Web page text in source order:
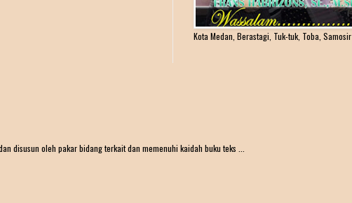
Kota Medan, Berastagi, Tuk-tuk, Toba, Samosir
disusun oleh pakar bidang terkait dan memenuhi kaidah buku teks ...